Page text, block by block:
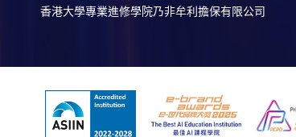
香港大學專業進修學院乃非牟利擔保有限公司